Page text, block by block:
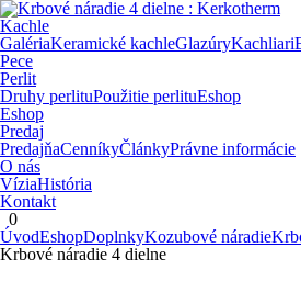
Kachle
GalériaKeramické kachleGlazúryKachliari
Pece
Perlit
Druhy perlituPoužitie perlituEshop
Eshop
Predaj
PredajňaCenníkyČlánkyPrávne informácie
O nás
VíziaHistória
Kontakt
0
ÚvodEshopDoplnkyKozubové náradie
Krbové náradie 4 dielne